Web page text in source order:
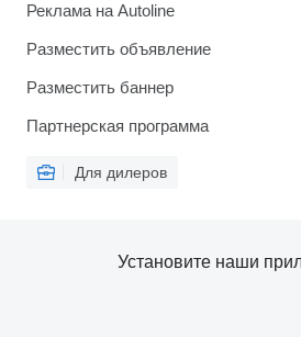
Реклама на Autoline
Разместить объявление
Разместить баннер
Партнерская программа
Для дилеров
Установите наши